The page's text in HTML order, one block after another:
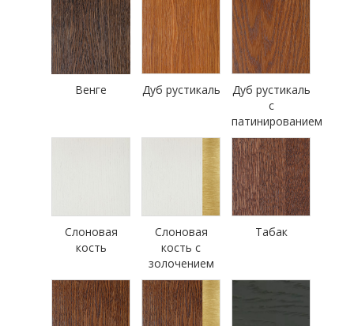
Венге Дуб рустикаль
Дуб рустикаль
с
патинированием
Слоновая
кость
Слоновая
кость с
золочением
Табак